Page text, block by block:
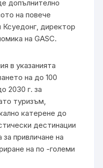
допълнително
на повече
Ксуедонг, директор
на GASC.
в указанията
на до 100
2030 г. за
туризъм,
катерене до
дестинации
привличане на
на по -големи